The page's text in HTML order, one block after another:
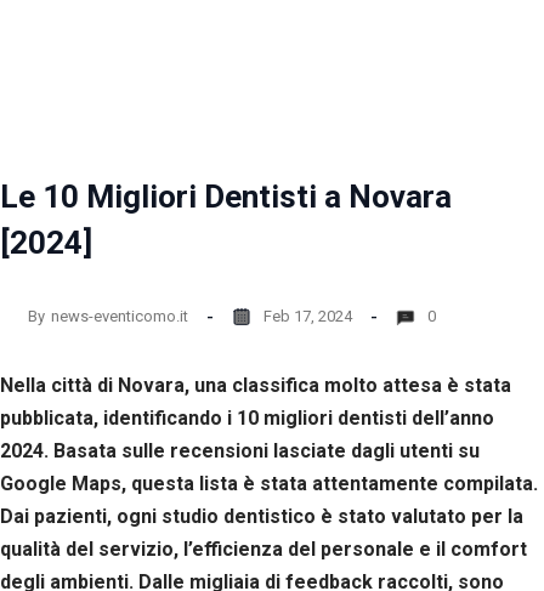
Le 10 Migliori Dentisti a Novara
[2024]
By news-eventicomo.it Feb 17, 2024 0
Nella città di Novara, una classifica molto attesa è stata
pubblicata, identificando i 10 migliori dentisti dell’anno
2024. Basata sulle recensioni lasciate dagli utenti su
Google Maps, questa lista è stata attentamente compilata.
Dai pazienti, ogni studio dentistico è stato valutato per la
qualità del servizio, l’efficienza del personale e il comfort
degli ambienti. Dalle migliaia di feedback raccolti, sono
all'utilizzo
web
stesso.
permettere
una migliore
di
navigazione
sul nostro
sito durante
la tua visita.
Se rifiuti